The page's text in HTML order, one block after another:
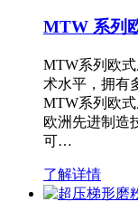
MTW 系列
MTW系列欧
术水平，拥有
MTW系列欧
欧洲先进制造
可…
了解详情